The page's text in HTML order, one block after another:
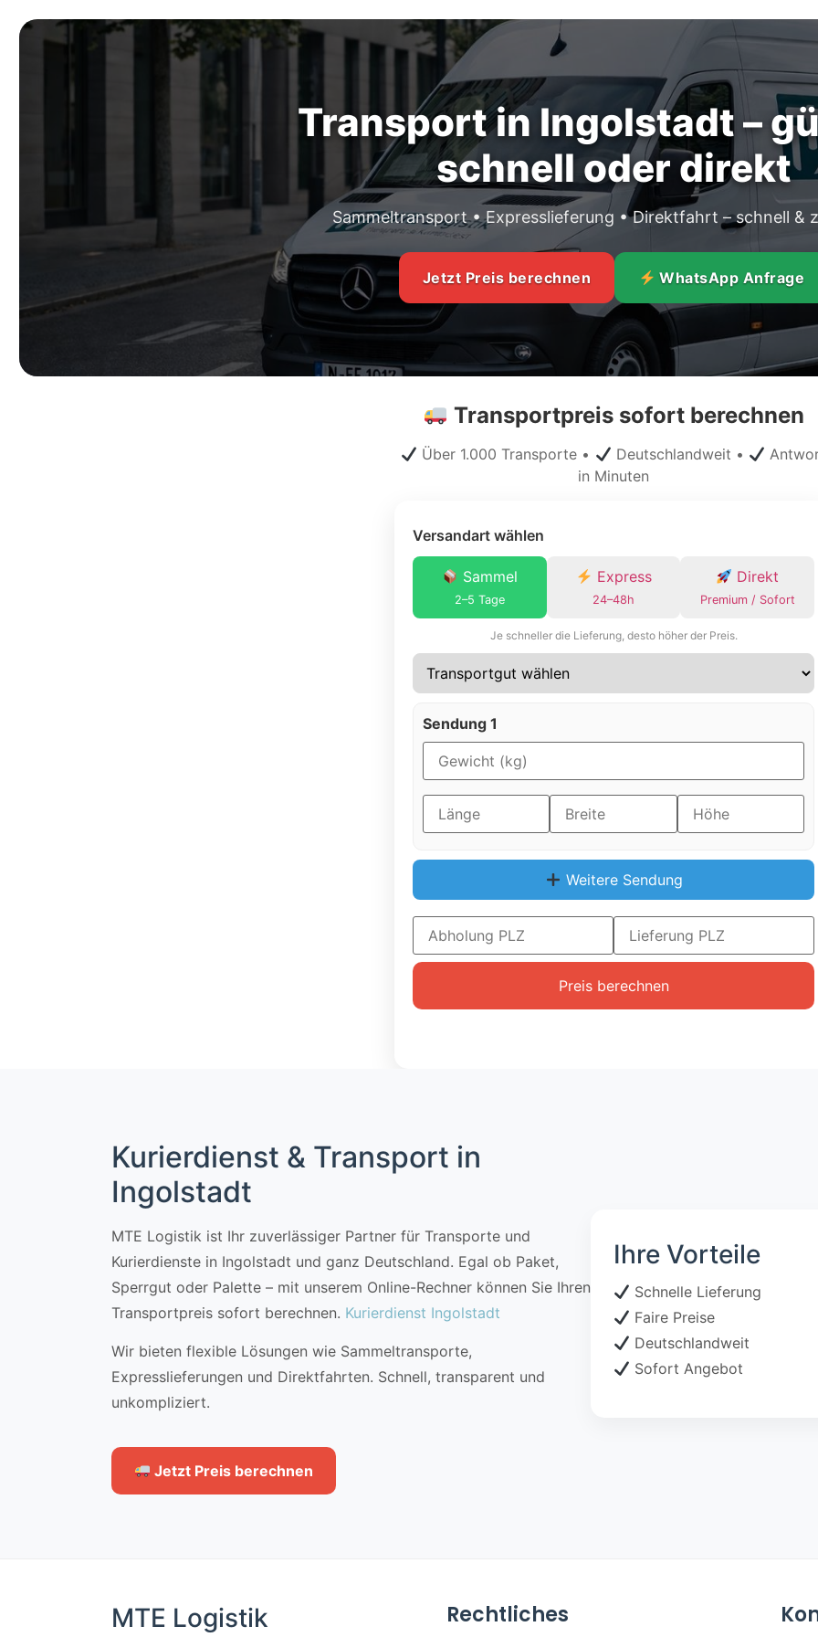
Transport in Ingolstadt –
schnell oder direkt
Sammeltransport • Expresslieferung • Direktfahrt – schnell &
Jetzt Preis berechnen WhatsApp Anfrage
Transportpreis sofort berechnen
Über 1.000 Transporte • Deutschlandweit •
in Minuten
Versandart wählen
Sammel
2–5 Tage
Express
24–48h
Direkt
Premium / Sofort
Je schneller die Lieferung, desto höher der Preis.
Sendung 1
Weitere Sendung
Preis berechnen
Kurierdienst & Transport in
Ingolstadt
MTE Logistik ist Ihr zuverlässiger Partner für Transporte und
Kurierdienste in Ingolstadt und ganz Deutschland. Egal ob Paket,
Sperrgut oder Palette – mit unserem Online-Rechner können Sie Ihren
Transportpreis sofort berechnen. Kurierdienst Ingolstadt
Wir bieten flexible Lösungen wie Sammeltransporte,
Expresslieferungen und Direktfahrten. Schnell, transparent und
unkompliziert.
Jetzt Preis berechnen
Ihre Vorteile
Schnelle Lieferung
Faire Preise
Deutschlandweit
Sofort Angebot
MTE Logistik Rechtliches